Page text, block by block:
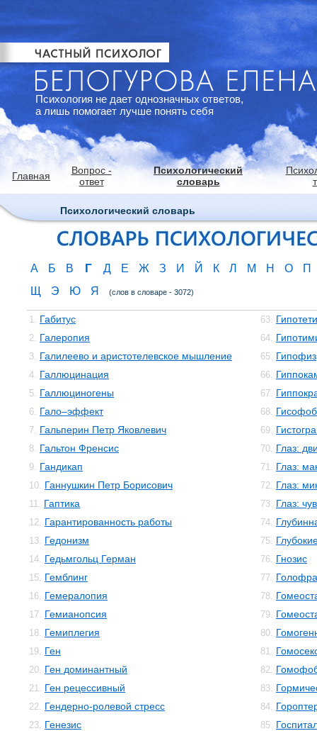
Психология не дает однозначных ответов,
а лишь помогает лучше понять себя
Главная
Вопрос -
ответ
Психологический
словарь
Психологический словарь
А Б В Г Д Е Ж З И Й К Л М Н О
П
Щ
Э Ю Я (слов в словаре - 3072)
1. Габитус
2. Галеропия
3. Галилеево и аристотелевское мышление
4. Галлюцинация
5. Галлюциногены
6. Гало–эффект
7. Гальперин Петр Яковлевич
8. Гальтон Френсис
9. Гандикап
10. Ганнушкин Петр Борисович
11. Гаптика
12. Гарантированность работы
13. Гедонизм
14. Гедьмгольц Герман
15. Гемблинг
16. Гемералопия
17. Гемианопсия
18. Гемиплегия
19. Ген
20. Ген доминантный
21. Ген рецессивный
22. Гендерно-ролевой стресс
23. Генезис
63.
64.
65. Гипофиз
66.
67.
68.
69.
70. Глаз:
71. Глаз:
72. Глаз:
73. Глаз:
74.
75.
76. Гнозис
77.
78.
79.
80.
81.
82.
83.
84.
85.